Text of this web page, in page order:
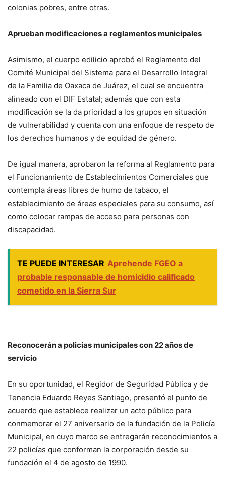
colonias pobres, entre otras.
Aprueban modificaciones a reglamentos municipales
Asimismo, el cuerpo edilicio aprobó el Reglamento del
Comité Municipal del Sistema para el Desarrollo Integral
de la Familia de Oaxaca de Juárez, el cual se encuentra
alineado con el DIF Estatal; además que con esta
modificación se la da prioridad a los grupos en situación
de vulnerabilidad y cuenta con una enfoque de respeto de
los derechos humanos y de equidad de género.
De igual manera, aprobaron la reforma al Reglamento para
el Funcionamiento de Establecimientos Comerciales que
contempla áreas libres de humo de tabaco, el
establecimiento de áreas especiales para su consumo, así
como colocar rampas de acceso para personas con
discapacidad.
TE PUEDE INTERESAR Aprehende FGEO a
probable responsable de homicidio calificado
cometido en la Sierra Sur
Reconocerán a policías municipales con 22 años de
servicio
En su oportunidad, el Regidor de Seguridad Pública y de
Tenencia Eduardo Reyes Santiago, presentó el punto de
acuerdo que establece realizar un acto público para
conmemorar el 27 aniversario de la fundación de la Policía
Municipal, en cuyo marco se entregarán reconocimientos a
22 policías que conforman la corporación desde su
fundación el 4 de agosto de 1990.